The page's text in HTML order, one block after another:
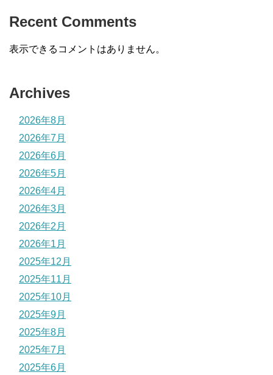
Recent Comments
表示できるコメントはありません。
Archives
2026年8月
2026年7月
2026年6月
2026年5月
2026年4月
2026年3月
2026年2月
2026年1月
2025年12月
2025年11月
2025年10月
2025年9月
2025年8月
2025年7月
2025年6月